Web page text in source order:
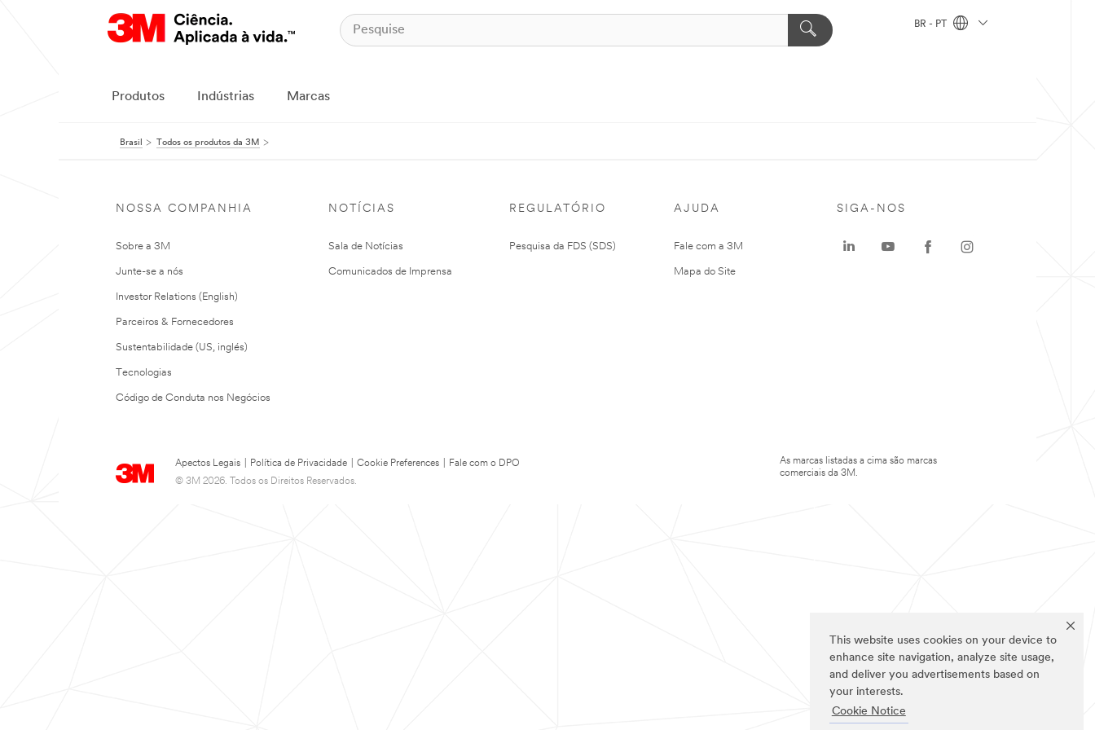
This website uses cookies on your device to
enhance site navigation, analyze site usage,
and deliver you advertisements based on
your interests.
Cookie Notice
BR - PT
Produtos Indústrias Marcas
Brasil Todos os produtos da 3M
NOSSA COMPANHIA
Sobre a 3M
Junte-se a nós
Investor Relations (English)
Parceiros & Fornecedores
Sustentabilidade (US, inglés)
Tecnologias
Código de Conduta nos Negócios
NOTÍCIAS
Sala de Notícias
Comunicados de Imprensa
REGULATÓRIO
Pesquisa da FDS (SDS)
AJUDA
Fale com a 3M
Mapa do Site
Apectos Legais Política de Privacidade Cookie Preferences
Fale com o DPO
© 3M 2026. Todos os Direitos Reservados.
SIGA-NOS
As marcas listadas a cima são marcas
comerciais da 3M.